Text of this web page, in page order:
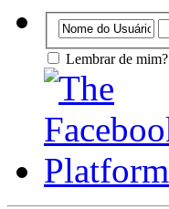
Lembrar de mim?